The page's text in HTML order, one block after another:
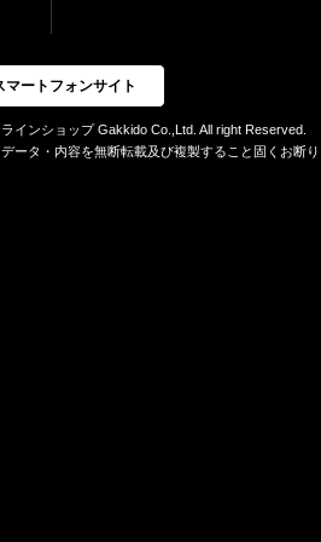
マートフォンサイト
インショップ Gakkido Co.,Ltd. All right Reserved.
ータ・内容を無断転載及び複製すること固くお断